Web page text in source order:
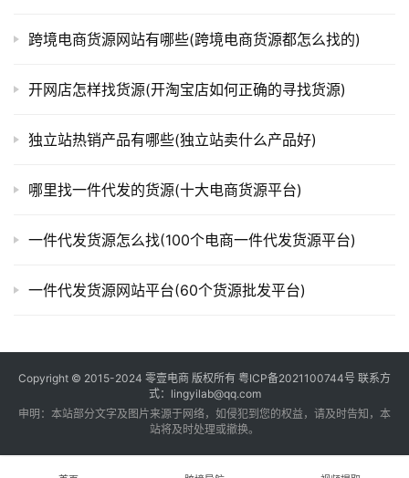
跨境电商货源网站有哪些(跨境电商货源都怎么找的)
开网店怎样找货源(开淘宝店如何正确的寻找货源)
独立站热销产品有哪些(独立站卖什么产品好)
哪里找一件代发的货源(十大电商货源平台)
一件代发货源怎么找(100个电商一件代发货源平台)
一件代发货源网站平台(60个货源批发平台)
Copyright © 2015-2024 零壹电商 版权所有 粤ICP备2021100744号 联系方
式：lingyilab@qq.com
申明：本站部分文字及图片来源于网络，如侵犯到您的权益，请及时告知，本
站将及时处理或撤换。